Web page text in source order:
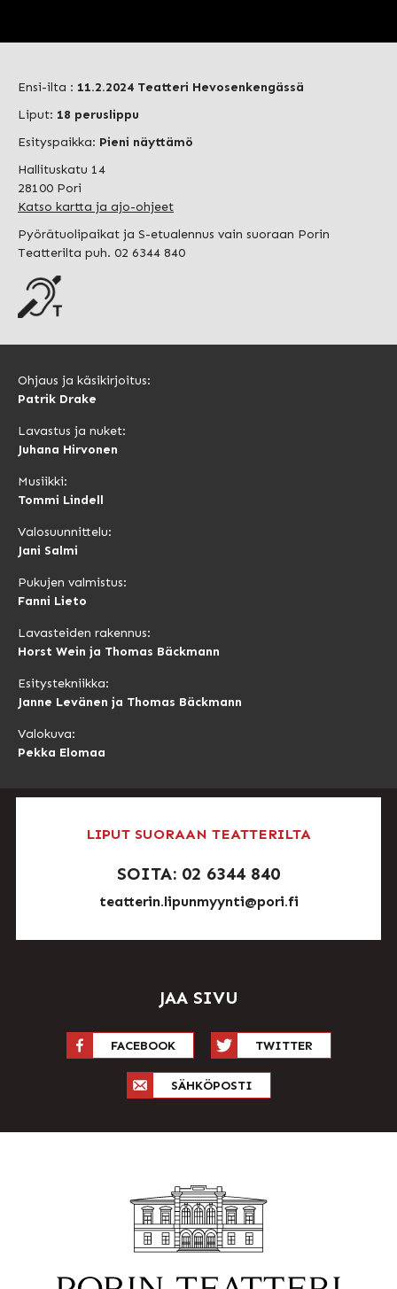
Ensi-ilta : 11.2.2024 Teatteri Hevosenkengässä
Liput: 18 peruslippu
Esityspaikka: Pieni näyttämö
Hallituskatu 14
28100 Pori
Katso kartta ja ajo-ohjeet
Pyörätuolipaikat ja S-etualennus vain suoraan Porin
Teatterilta puh. 02 6344 840
Ohjaus ja käsikirjoitus:
Patrik Drake
Lavastus ja nuket:
Juhana Hirvonen
Musiikki:
Tommi Lindell
Valosuunnittelu:
Jani Salmi
Pukujen valmistus:
Fanni Lieto
Lavasteiden rakennus:
Horst Wein ja Thomas Bäckmann
Esitystekniikka:
Janne Levänen ja Thomas Bäckmann
Valokuva:
Pekka Elomaa
LIPUT SUORAAN TEATTERILTA
SOITA: 02 6344 840
teatterin.lipunmyynti@pori.fi
JAA SIVU
FACEBOOK TWITTER
SÄHKÖPOSTI